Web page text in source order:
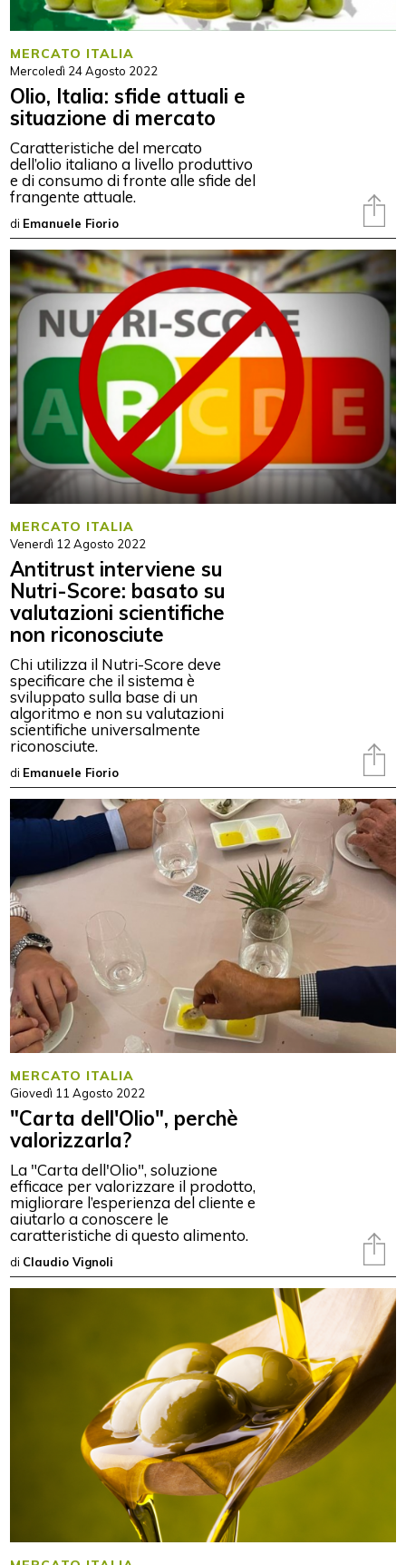
MERCATO ITALIA
Mercoledì 24 Agosto 2022
Olio, Italia: sfide attuali e
situazione di mercato
Caratteristiche del mercato
dell’olio italiano a livello produttivo
e di consumo di fronte alle sfide del
frangente attuale.
di Emanuele Fiorio
MERCATO ITALIA
Venerdì 12 Agosto 2022
Antitrust interviene su
Nutri-Score: basato su
valutazioni scientifiche
non riconosciute
Chi utilizza il Nutri-Score deve
specificare che il sistema è
sviluppato sulla base di un
algoritmo e non su valutazioni
scientifiche universalmente
riconosciute.
di Emanuele Fiorio
MERCATO ITALIA
Giovedì 11 Agosto 2022
"Carta dell'Olio", perchè
valorizzarla?
La "Carta dell'Olio", soluzione
efficace per valorizzare il prodotto,
migliorare l’esperienza del cliente e
aiutarlo a conoscere le
caratteristiche di questo alimento.
di Claudio Vignoli